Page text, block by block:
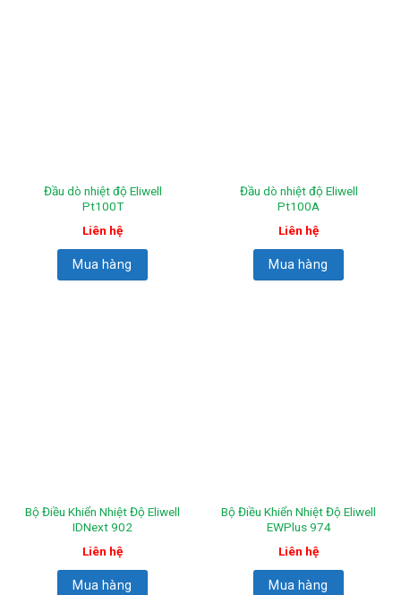
Đầu dò nhiệt độ Eliwell
Pt100T
Liên hệ
Mua hàng
Đầu dò nhiệt độ Eliwell
Pt100A
Liên hệ
Mua hàng
Bộ Điều Khiển Nhiệt Độ Eliwell
IDNext 902
Liên hệ
Mua hàng
Bộ Điều Khiển Nhiệt Độ Eliwell
EWPlus 974
Liên hệ
Mua hàng